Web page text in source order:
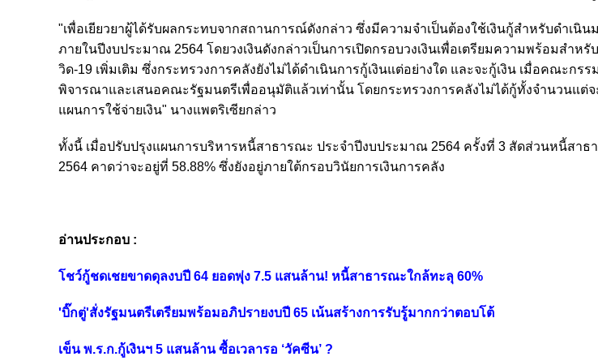
"เพื่อเยียวยาผู้ได้รับผลกระทบจากสถานการณ์ดังกล่าว ซึ่งมีความจำเป็นต้องใช้เงินกู้สำหรับดำเนิน
ภายในปีงบประมาณ 2564 โดยวงเงินดังกล่าวเป็นการเปิดกรอบวงเงินเพื่อเตรียมความพร้อมสำหรั
วิด-19 เพิ่มเติม ซึ่งกระทรวงการคลังยังไม่ได้ดำเนินการกู้เงินแต่อย่างใด และจะกู้เงิน เมื่อคณะกร
พิจารณาและเสนอคณะรัฐมนตรีเพื่ออนุมัติแล้วเท่านั้น โดยกระทรวงการคลังไม่ได้กู้ทั้งจำนวนแต่จ
แผนการใช้จ่ายเงิน" นางแพตริเซียกล่าว
ทั้งนี้ เมื่อปรับปรุงแผนการบริหารหนี้สาธารณะ ประจำปีงบประมาณ 2564 ครั้งที่ 3 สัดส่วนหนี้สา
2564 คาดว่าจะอยู่ที่ 58.88% ซึ่งยังอยู่ภายใต้กรอบวินัยการเงินการคลัง
อ่านประกอบ :
โชว์กู้ชดเชยขาดดุลงบปี 64 ยอดพุ่ง 7.5 แสนล้าน! หนี้สาธารณะใกล้ทะลุ 60%
'บิ๊กตู่'สั่งรัฐมนตรีเตรียมพร้อมอภิปรายงบปี 65 เน้นสร้างการรับรู้มากกว่าตอบโต้
เข็น พ.ร.ก.กู้เงินฯ 5 แสนล้าน ซื้อเวลารอ ‘วัคซีน’ ?